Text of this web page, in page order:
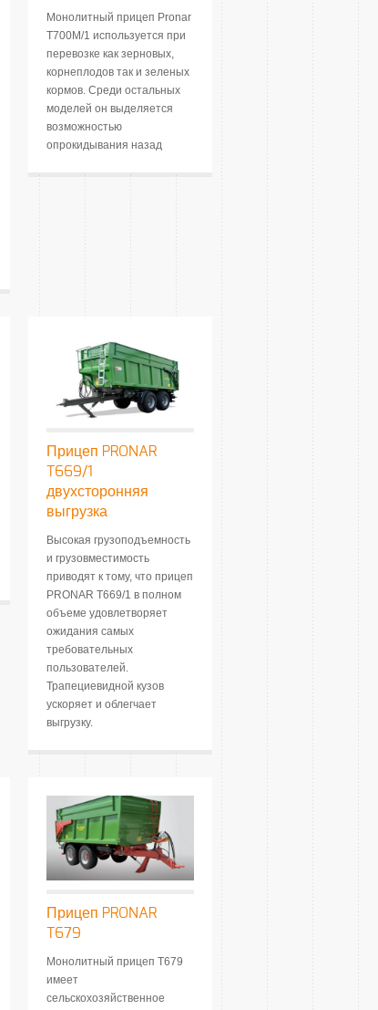
Монолитный прицеп Pronar
Т700М/1 используется при
перевозке как зерновых,
корнеплодов так и зеленых
кормов. Среди остальных
моделей он выделяется
возможностью
опрокидывания назад
Прицеп PRONAR
T669/1
двухсторонняя
выгрузка
Высокая грузоподъемность
и грузовместимость
приводят к тому, что прицеп
PRONAR T669/1 в полном
объеме удовлетворяет
ожидания самых
требовательных
пользователей.
Трапециевидной кузов
ускоряет и облегчает
выгрузку.
Прицеп PRONAR
T679
Монолитный прицеп T679
имеет
сельскохозяйственное